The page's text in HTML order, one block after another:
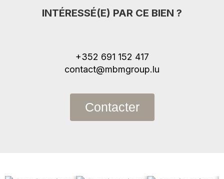
INTÉRESSÉ(E) PAR CE BIEN ?
+352 691 152 417
contact@mbmgroup.lu
Contacter